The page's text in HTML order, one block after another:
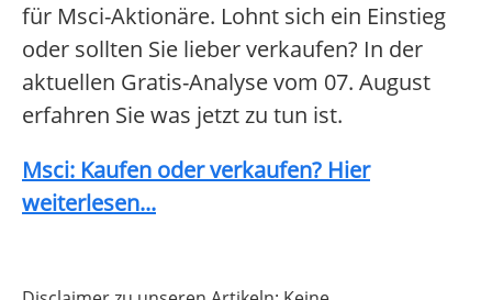
für Msci-Aktionäre. Lohnt sich ein Einstieg
oder sollten Sie lieber verkaufen? In der
aktuellen Gratis-Analyse vom 07. August
erfahren Sie was jetzt zu tun ist.
Msci: Kaufen oder verkaufen? Hier
weiterlesen...